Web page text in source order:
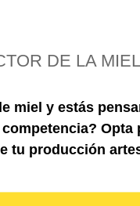
DE LA MIEL
miel y estás
tu producción